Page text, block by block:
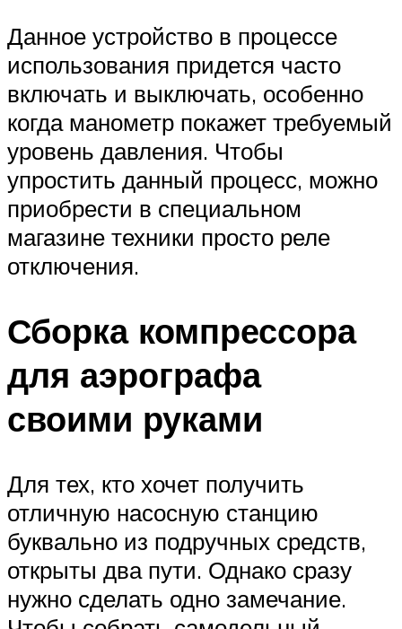
Данное устройство в процессе
использования придется часто
включать и выключать, особенно
когда манометр покажет требуемый
уровень давления. Чтобы
упростить данный процесс, можно
приобрести в специальном
магазине техники просто реле
отключения.
Сборка компрессора
для аэрографа
своими руками
Для тех, кто хочет получить
отличную насосную станцию
буквально из подручных средств,
открыты два пути. Однако сразу
нужно сделать одно замечание.